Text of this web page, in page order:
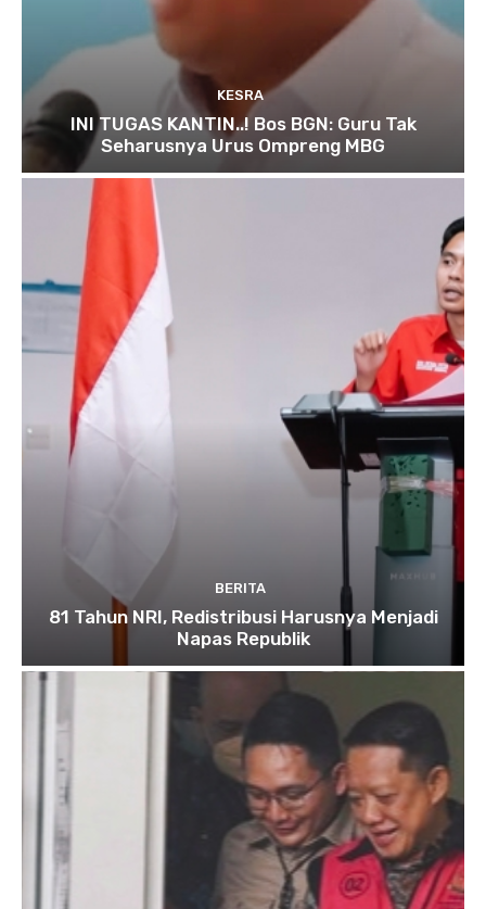
KESRA
INI TUGAS KANTIN..! Bos BGN: Guru Tak
Seharusnya Urus Ompreng MBG
BERITA
81 Tahun NRI, Redistribusi Harusnya Menjadi
Napas Republik